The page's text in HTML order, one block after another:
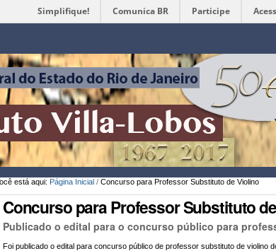
Simplifique! Comunica BR Participe
está aqui: Página Inicial / Concurso para Professor Substituto de Violino
Concurso para Professor Substituto
Publicado o edital para o concurso público para
Foi publicado o edital para concurso público de professor substituto de violino